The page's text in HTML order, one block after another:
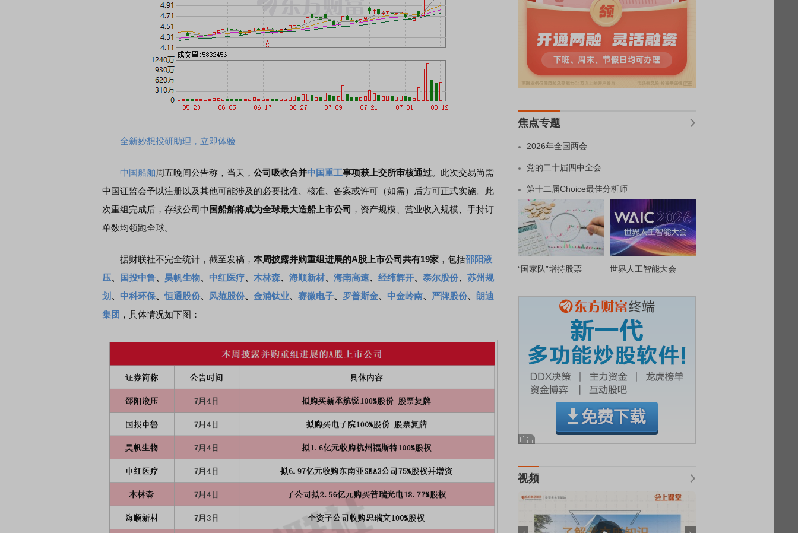
全新妙想投研助理，立即体验
中国船舶周五晚间公告称，当天， 公司吸收合并中国重工事项获上交所审核通过。此次交易尚需
中国证监会予以注册以及其他可能涉及的必要批准、核准、备案或许可（如需）后方可正式实施。此
次重组完成后，存续公司中 国船舶将成为全球最大造船上市公司 ，资产规模、营业收入规模、手持订
单数均领跑全球。
据财联社不完全统计，截至发稿， 本周披露并购重组进展的A股上市公司共有19家 ，包括邵阳液
压、 国投中鲁、 昊帆生物、 中红医疗、 木林森、 海顺新材、 海南高速、 经纬辉开、 泰尔股份、 苏州规
划 、 中科环保、恒通股份、 风范股份、 金浦钛业、 赛微电子、 罗普斯金、 中金岭南、 严牌股份、 朗迪
集团 ，具体情况如下图：
焦点专题
2026年全国两会
党的二十届四中全会
第十二届Choice最佳分析师
“国家队”增持股票 世界人工智能大会
视频